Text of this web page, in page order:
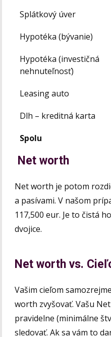
Splátkový úver
Hypotéka (bývanie)
Hypotéka (investičná
nehnuteľnosť)
Leasing auto
Dlh – kreditná karta
Spolu
Net worth
Net worth je potom
a pasívami. V našom
117,500 eur. Je to čistá
dvojice.
Net worth vs.
Vašim cieľom
worth zvyšovať. Vašu
pravidelne (minimálne
sledovať. Ak sa vám to